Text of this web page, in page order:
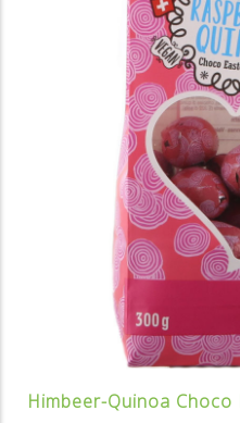
Himbeer-Quinoa Choco